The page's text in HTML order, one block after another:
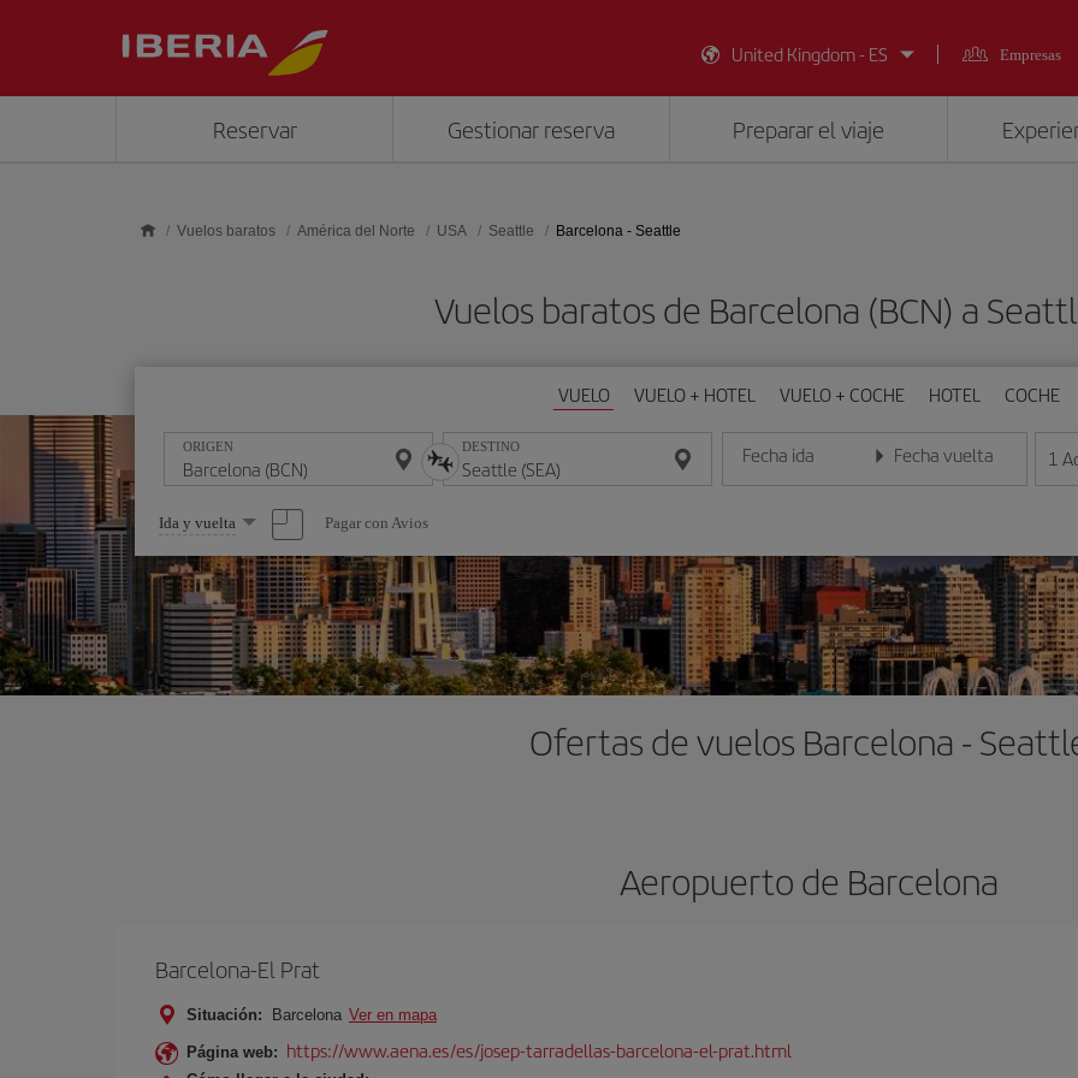
United Kingdom - ES
Empresas
Reservar Gestionar reserva Preparar el viaje
Vuelos baratos América del Norte USA Seattle Barcelona - Seattle
Vuelos baratos de Barcelona (BCN) a
VUELO VUELO + HOTEL VUELO + COCHE HOTEL COCHE
ORIGEN DESTINO Fecha ida
Introduce la fecha en formato día/mes/año
Fecha vuelta
Introduce la fecha en 1
Seleccione
una
opción
Ida y vuelta Pagar con Avios
Ofertas de vuelos Barcelona -
Aeropuerto de Barcelona
Barcelona-El Prat
Situación: Barcelona Ver en mapa
Página web: https://www.aena.es/es/josep-tarradellas-barcelona-el-prat.html